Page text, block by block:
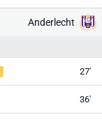
Anderlecht
27'
36'